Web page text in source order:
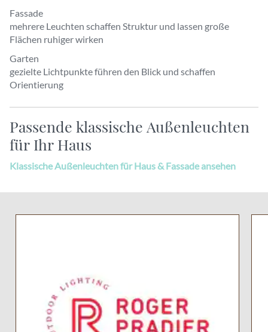
Fassade
mehrere Leuchten schaffen Struktur und lassen große
Flächen ruhiger wirken
Garten
gezielte Lichtpunkte führen den Blick und schaffen
Orientierung
Passende klassische Außenleuchten
für Ihr Haus
Klassische Außenleuchten für Haus & Fassade ansehen